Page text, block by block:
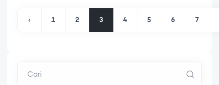
‹ 1 2 3 4 5 6 7
Cari